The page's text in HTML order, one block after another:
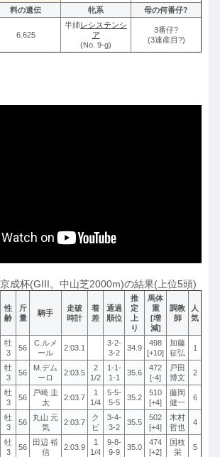
料の遺伝 牝系 母の何番仔?
6.625
半姉レシステンシ
ア
(No. 9-g)
3番仔?
(3連産目?)
成杯(GIII。中山芝2000m)の結果(上位5頭)
性
齢
斤
量
騎手
走破
時計
着
差
通過
順位
推
定
上
り
馬体
重
[増
減]
調教
師
人
気
牡
3
56
C.ルメ
ール
2:03.1
3-2-
3-2
34.9
498
[+10]
加藤
征弘
1
牡
3
56
M.デム
ーロ
2:03.5
2
1/2
1-1-
1-1
35.6
472
[-4]
戸田
博文
2
牡
3
56
戸崎 圭
太
2:03.7
1
1/4
5-5-
5-5
35.2
510
[+4]
藤岡
健一
6
牡
3
56
丸山 元
気
2:03.7
ク
ビ
3-4-
3-2
35.5
502
[+4]
木村
哲也
4
牡
3
56
田辺 裕
信
2:03.9
1
1/4
9-8-
9-9
35.0
474
[+2]
国枝
栄
5